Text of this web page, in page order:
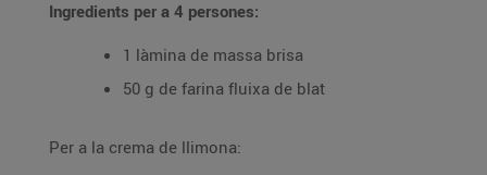
Ingredients per a 4 persones:
1 làmina de massa brisa
50 g de farina fluixa de blat
Per a la crema de llimona: